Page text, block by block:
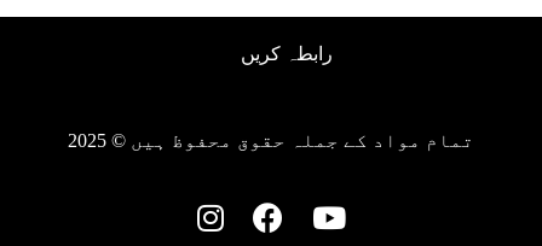
رابطہ کریں
تمام مواد کے جملہ حقوق محفوظ ہیں © 2025